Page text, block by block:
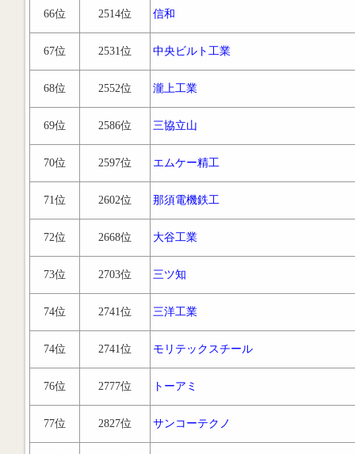
66位 2514位 信和
67位 2531位 中央ビルト工業
68位 2552位 瀧上工業
69位 2586位 三協立山
70位 2597位 エムケー精工
71位 2602位 那須電機鉄工
72位 2668位 大谷工業
73位 2703位 三ツ知
74位 2741位 三洋工業
74位 2741位 モリテックスチール
76位 2777位 トーアミ
77位 2827位 サンコーテクノ